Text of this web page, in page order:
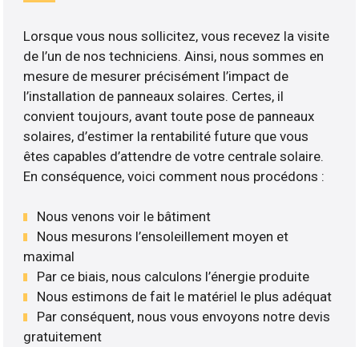
Lorsque vous nous sollicitez, vous recevez la visite
de l’un de nos techniciens. Ainsi, nous sommes en
mesure de mesurer précisément l’impact de
l’installation de panneaux solaires. Certes, il
convient toujours, avant toute pose de panneaux
solaires, d’estimer la rentabilité future que vous
êtes capables d’attendre de votre centrale solaire.
En conséquence, voici comment nous procédons :
Nous venons voir le bâtiment
Nous mesurons l’ensoleillement moyen et
maximal
Par ce biais, nous calculons l’énergie produite
Nous estimons de fait le matériel le plus adéquat
Par conséquent, nous vous envoyons notre devis
gratuitement